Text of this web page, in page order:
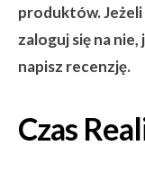
produktów.
zaloguj się na
napisz recenzję.
Czas